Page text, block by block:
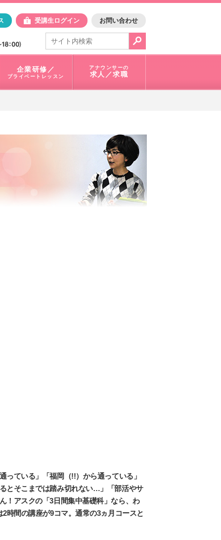
アスク
受講生ログイン お問い合わせ
電話で問合せ：
03-3401-1010
企業研修／
プライベートレッスン
アナウンサーの
求人／求職
っている」「福岡（!!）から通っている」
とそこまでは踏み切れない…」「部活やサ
！アスクの「3日間集中基礎科」なら、わ
時間の講座が9コマ。通常の3ヵ月コースと